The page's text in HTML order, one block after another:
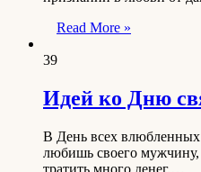
Read More »
39
Идей ко Дню
В День всех
любишь своего мужчину,
тратить много денег.…